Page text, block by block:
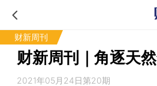
财新周刊
财新周刊｜角逐天
2021年05月24日第20期